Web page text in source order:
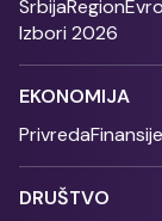
SrbijaRegion
Izbori 2026
EKONOMIJA
PrivredaFinansije
DRUŠTVO